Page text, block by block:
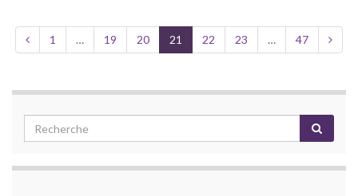
1 … 19 20 21 22 23 … 47